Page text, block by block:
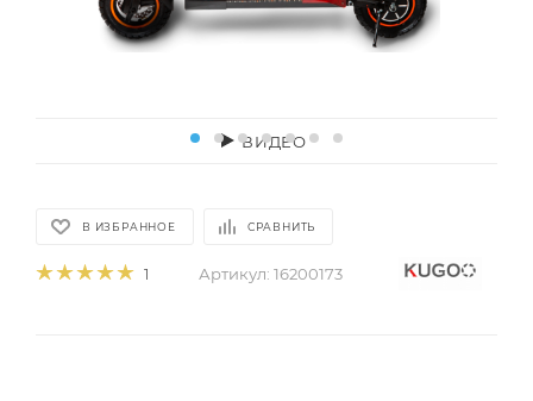
ВИДЕО
В ИЗБРАННОЕ СРАВНИТЬ
1 Артикул: 16200173